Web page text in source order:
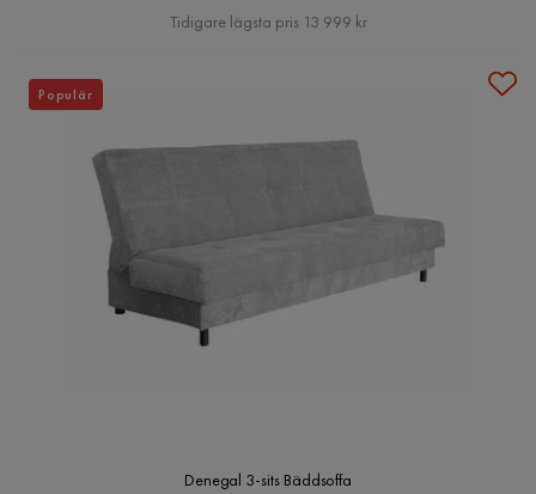
Pris
Tidigare lägsta pris 13 999 kr
Denegal 3-sits Bäddsoffa
Populär